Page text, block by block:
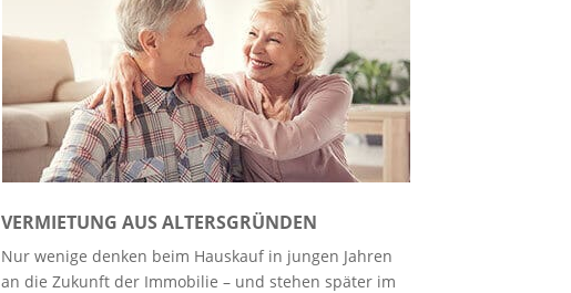
VERMIETUNG AUS ALTERSGRÜNDEN
Nur wenige denken beim Hauskauf in jungen Jahren
an die Zukunft der Immobilie – und stehen später im